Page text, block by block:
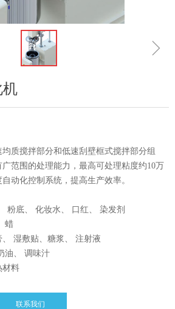
ꁇ
机
质搅拌部分和低速刮壁框式搅拌部分组
范围的处理能力，最高可处理粘度约10万
动化控制系统，提高生产效率。
粉底、 化妆水、 口红、 染发剂
蜡
湿敷贴、糖浆、 注射液
油、 调味汁
材料
联系我们